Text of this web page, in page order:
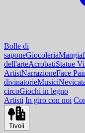
Bolle di
saponeGiocoleria
dell'arteAcrobatiStatue
ArtistNarrazioneFace
divinatorieMusici
circoGiochi in legno
Artisti In giro con noi
Tivoli